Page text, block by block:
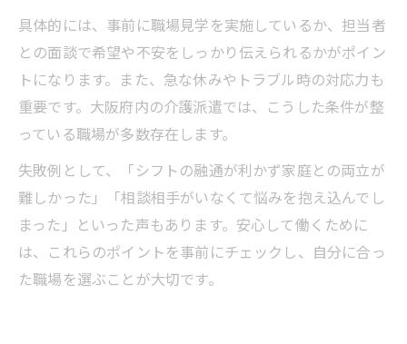
具体的には、事前に職場見学を実施しているか、担当者
との面談で希望や不安をしっかり伝えられるかがポイン
トになります。また、急な休みやトラブル時の対応力も
重要です。大阪府内の介護派遣では、こうした条件が整
っている職場が多数存在します。
失敗例として、「シフトの融通が利かず家庭との両立が
難しかった」「相談相手がいなくて悩みを抱え込んでし
まった」といった声もあります。安心して働くために
は、これらのポイントを事前にチェックし、自分に合っ
た職場を選ぶことが大切です。